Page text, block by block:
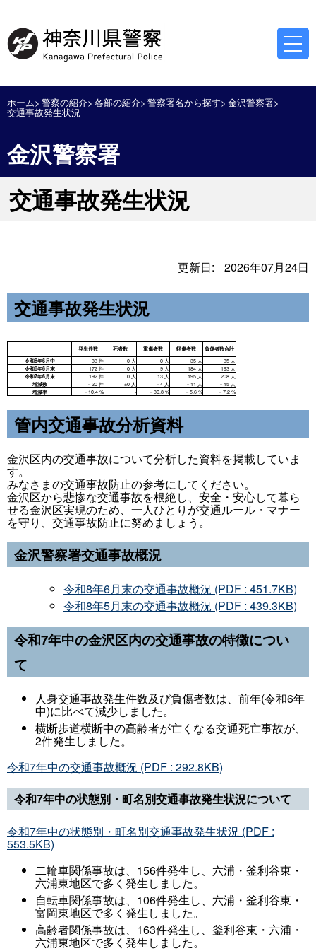
ホーム 警察の紹介 各部の紹介 警察署名から探す 金沢警察署
交通事故発生状況
金沢警察署
交通事故発生状況
更新日: 2026年07月24日
交通事故発生状況
発生件数
令和8年6月中 33 件
0 人
令和7年6月末
192 件
増減率 －10.4 %
管内交通事故分析資料
金沢区内の交通事故について分析した資料を掲載していま
す。
みなさまの交通事故防止の参考にしてください。
金沢区から悲惨な交通事故を根絶し、安全・安心して暮ら
せる金沢区実現のため、一人ひとりが交通ルール・マナー
を守り、交通事故防止に努めましょう。
金沢警察署交通事故概況
令和8年6月末の交通事故概況 (PDF : 451.7KB)
令和8年5月末の交通事故概況 (PDF : 439.3KB)
令和7年中の金沢区内の交通事故の特徴につい
て
人身交通事故発生件数及び負傷者数は、前年(令和6年
中)に比べて減少しました。
横断歩道横断中の高齢者が亡くなる交通死亡事故が、
2件発生しました。
令和7年中の交通事故概況 (PDF : 292.8KB)
令和7年中の状態別・町名別交通事故発生状況について
令和7年中の状態別・町名別交通事故発生状況 (PDF :
553.5KB)
二輪車関係事故は、156件発生し、六浦・釜利谷東・
六浦東地区で多く発生しました。
自転車関係事故は、106件発生し、六浦・釜利谷東・
富岡東地区で多く発生しました。
高齢者関係事故は、163件発生し、釜利谷東・六浦・
六浦東地区で多く発生しました。